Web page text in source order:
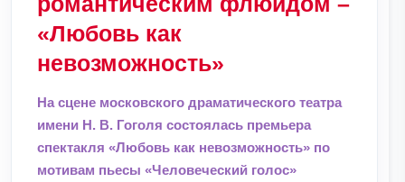
«Любовь как
невозможность»
На сцене московского драматического театра
имени Н. В. Гоголя состоялась премьера
спектакля «Любовь как невозможность» по
мотивам пьесы «Человеческий голос»